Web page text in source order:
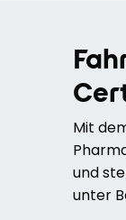
Mit
und
unter